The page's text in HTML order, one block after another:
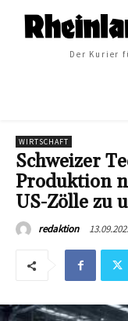
Der Kurier
WIRTSCHAFT
Schweizer
Produktion
US-Zölle zu
redaktion